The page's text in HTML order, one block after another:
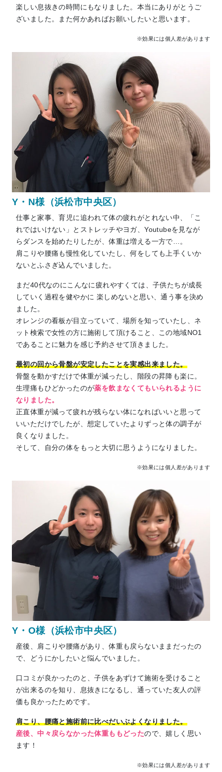
楽しい息抜きの時間にもなりました。本当にありがとうご
ざいました。また何かあればお願いしたいと思います。
※効果には個人差があります
Y・N様（浜松市中央区）
仕事と家事、育児に追われて体の疲れがとれない中、「こ
れではいけない」とストレッチやヨガ、Youtubeを見なが
らダンスを始めたりしたが、体重は増える一方で…。
肩こりや腰痛も慢性化していたし、何をしても上手くいか
ないとふさぎ込んでいました。
まだ40代なのにこんなに疲れやすくては、子供たちが成長
していく過程を健やかに 楽しめないと思い、通う事を決め
ました。
オレンジの看板が目立っていて、場所を知っていたし、ネ
ット検索で女性の方に施術して頂けること、この地域NO1
であることに魅力を感じ予約させて頂きました。
最初の回から骨盤が安定したことを実感出来ました。
骨盤を動かすだけで体重が減ったし、階段の昇降も楽に。
生理痛もひどかったのが薬を飲まなくてもいられるように
なりました。
正直体重が減って疲れが残らない体になればいいと思って
いいただけでしたが、想定していたよりずっと体の調子が
良くなりました。
そして、自分の体をもっと大切に思うようになりました。
※効果には個人差があります
Y・O様（浜松市中央区）
産後、肩こりや腰痛があり、体重も戻らないままだったの
で、どうにかしたいと悩んでいました。
口コミが良かったのと、子供をあずけて施術を受けること
が出来るのを知り、息抜きになるし、通っていた友人の評
価も良かったためです。
肩こり、腰痛と施術前に比べだいぶよくなりました。
産後、中々戻らなかった体重ももどったので、嬉しく思い
ます！
※効果には個人差があります